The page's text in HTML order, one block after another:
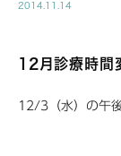
2014.11.14
12月診療時間
12/3（水）の午